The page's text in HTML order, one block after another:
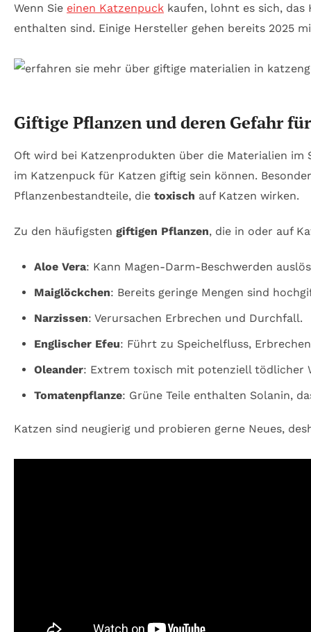
Wenn Sie einen Katzenpuck kaufen, lohnt es sich,
enthalten sind. Einige Hersteller gehen bereits 2025
Giftige Pflanzen und deren Gefahr
Oft wird bei Katzenprodukten über die Materialien
im Katzenpuck für Katzen giftig sein können.
Pflanzenbestandteile, die toxisch auf Katzen wirken.
Zu den häufigsten giftigen Pflanzen, die in oder auf
Aloe Vera: Kann Magen-Darm-Beschwerden
Maiglöckchen: Bereits geringe Mengen sind
Narzissen: Verursachen Erbrechen und Durchfall.
Englischer Efeu: Führt zu Speichelfluss,
Oleander: Extrem toxisch mit potenziell tödlicher
Tomatenpflanze: Grüne Teile enthalten Solanin,
Katzen sind neugierig und probieren gerne Neues,